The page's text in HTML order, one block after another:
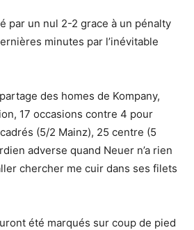
par un nul 2-2 grace à un pénalty
minutes par l’inévitable
des homes de Kompany,
17 occasions contre 4 pour
(5/2 Mainz), 25 centre (5
adverse quand Neuer n’a rien
chercher me cuir dans ses filets
été marqués sur coup de pied